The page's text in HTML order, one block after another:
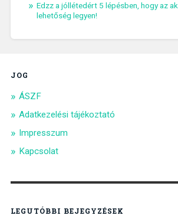
Edzz a jóllétedért 5 lépésben, hogy az
lehetőség legyen!
JOG
ÁSZF
Adatkezelési tájékoztató
Impresszum
Kapcsolat
LEGUTÓBBI BEJEGYZÉSEK